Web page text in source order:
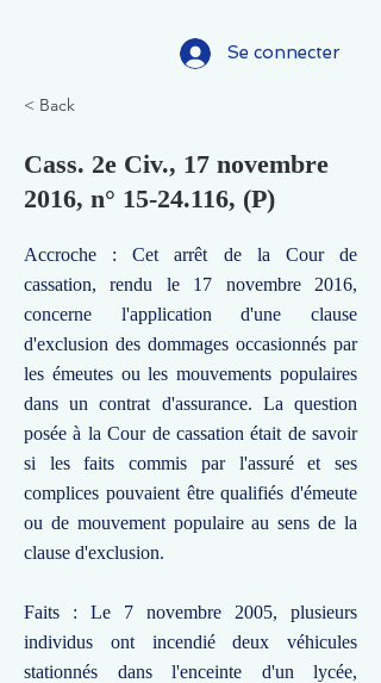
Se connecter
< Back
Cass. 2e Civ., 17 novembre
2016, n° 15-24.116, (P)
Accroche : Cet arrêt de la Cour de
cassation, rendu le 17 novembre 2016,
concerne l'application d'une clause
d'exclusion des dommages occasionnés par
les émeutes ou les mouvements populaires
dans un contrat d'assurance. La question
posée à la Cour de cassation était de savoir
si les faits commis par l'assuré et ses
complices pouvaient être qualifiés d'émeute
ou de mouvement populaire au sens de la
clause d'exclusion.
Faits : Le 7 novembre 2005, plusieurs
individus ont incendié deux véhicules
stationnés dans l'enceinte d'un lycée,